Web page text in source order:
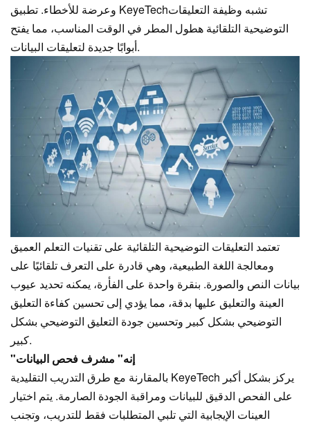
وعرضة للأخطاء. تطبيق KeyeTechتشبه وظيفة التعليقات
التوضيحية التلقائية هطول المطر في الوقت المناسب، مما يفتح
أبوابًا جديدة لتعليقات البيانات.
تعتمد التعليقات التوضيحية التلقائية على تقنيات التعلم العميق
ومعالجة اللغة الطبيعية، وهي قادرة على التعرف تلقائيًا على
بيانات النص والصورة. بنقرة واحدة على الفأرة، يمكنه تحديد عيوب
العينة والتعليق عليها بدقة، مما يؤدي إلى تحسين كفاءة التعليق
التوضيحي بشكل كبير وتحسين جودة التعليق التوضيحي بشكل
كبير.
"إنه" مشرف فحص البيانات
KeyeTech
على الفحص الدقيق للبيانات ومراقبة الجودة الصارمة. يتم اختيار
العينات الإيجابية التي تلبي المتطلبات فقط للتدريب، وتجنب